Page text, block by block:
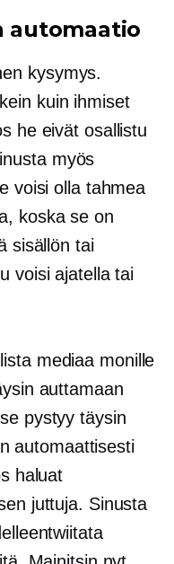
automaatio
kysymys.
kuin ihmiset
he eivät osallistu
myös
voisi olla tahmea
koska se on
sisällön tai
voisi ajatella tai
mediaa monille
auttamaan
pystyy täysin
automaattisesti
haluat
juttuja. Sinusta